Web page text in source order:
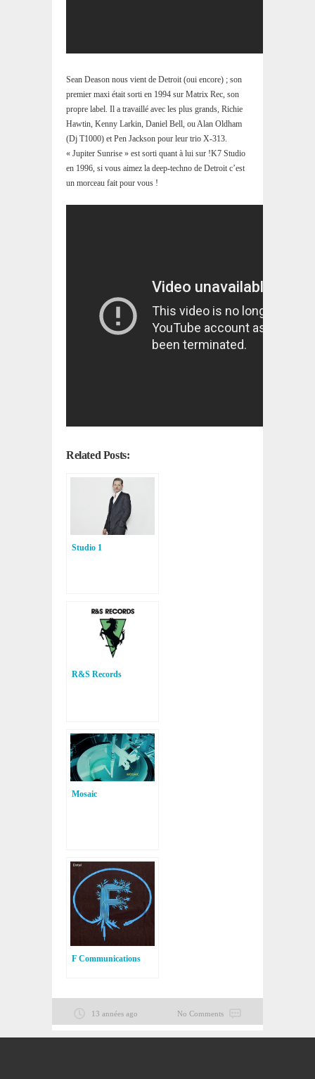
Sean Deason nous vient de Detroit (oui encore) ; son
premier maxi était sorti en 1994 sur Matrix Rec, son
propre label. Il a travaillé avec les plus grands, Richie
Hawtin, Kenny Larkin, Daniel Bell, ou Alan Oldham
(Dj T1000) et Pen Jackson pour leur trio X-313.
« Jupiter Sunrise » est sorti quant à lui sur !K7 Studio
en 1996, si vous aimez la deep-techno de Detroit c’est
un morceau fait pour vous !
Related Posts:
Studio 1
R&S Records
Mosaic
F Communications
13 années ago No Comments